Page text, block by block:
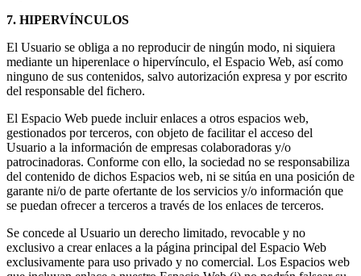
7. HIPERVÍNCULOS
El Usuario se obliga a no reproducir de ningún modo, ni siquiera
mediante un hiperenlace o hipervínculo, el Espacio Web, así como
ninguno de sus contenidos, salvo autorización expresa y por escrito
del responsable del fichero.
El Espacio Web puede incluir enlaces a otros espacios web,
gestionados por terceros, con objeto de facilitar el acceso del
Usuario a la información de empresas colaboradoras y/o
patrocinadoras. Conforme con ello, la sociedad no se responsabiliza
del contenido de dichos Espacios web, ni se sitúa en una posición de
garante ni/o de parte ofertante de los servicios y/o información que
se puedan ofrecer a terceros a través de los enlaces de terceros.
Se concede al Usuario un derecho limitado, revocable y no
exclusivo a crear enlaces a la página principal del Espacio Web
exclusivamente para uso privado y no comercial. Los Espacios web